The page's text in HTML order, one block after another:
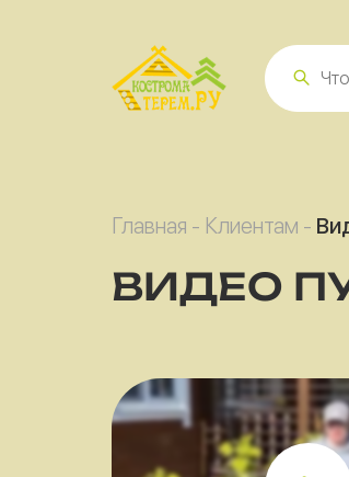
Главная - Клиентам -
ВИДЕО